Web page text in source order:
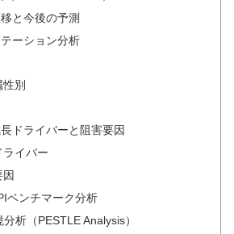
と今後の予測
ーション分析
別
ドライバーと阻害要因
イバー
ベンチマーク分析
析（PESTLE Analysis）